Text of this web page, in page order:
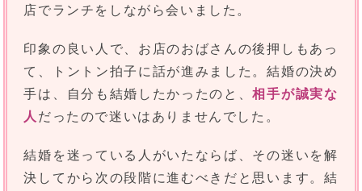
店でランチをしながら会いました。
印象の良い人で、お店のおばさんの後押しもあっ
て、トントン拍子に話が進みました。結婚の決め
手は、自分も結婚したかったのと、相手が誠実な
人 だったので迷いはありませんでした。
結婚を迷っている人がいたならば、その迷いを解
決してから次の段階に進むべきだと思います。結